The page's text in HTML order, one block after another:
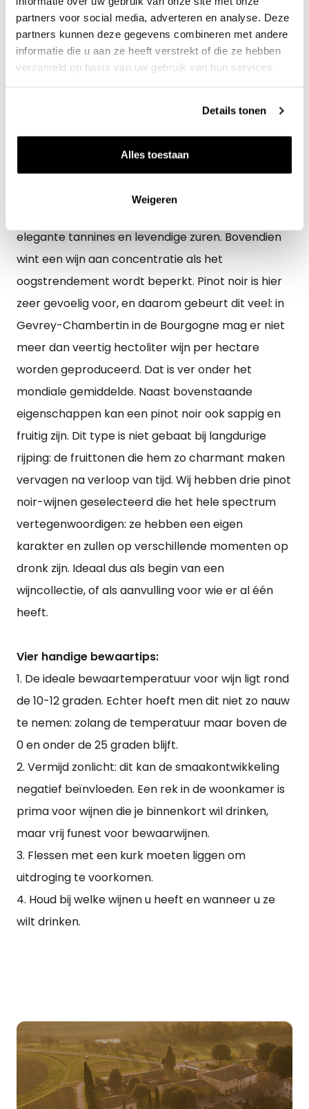
partners voor social media, adverteren en analyse. Deze
partners kunnen deze gegevens combineren met andere
informatie die u aan ze heeft verstrekt of die ze hebben
verzameld op basis van uw gebruik van hun services.
Details tonen
Alles toestaan
Weigeren
Een wijn die over goede zuren
omdat zuur zorgt voor structuur
elegante tannines en levendige zuren. Bovendien
wint een wijn aan concentratie als het
oogstrendement wordt beperkt. Pinot noir is hier
zeer gevoelig voor, en daarom gebeurt dit veel: in
Gevrey-Chambertin in de Bourgogne mag er niet
meer dan veertig hectoliter wijn per hectare
worden geproduceerd. Dat is ver onder het
mondiale gemiddelde. Naast bovenstaande
eigenschappen kan een pinot noir ook sappig en
fruitig zijn. Dit type is niet gebaat bij langdurige
rijping: de fruittonen die hem zo charmant maken
vervagen na verloop van tijd. Wij hebben drie pinot
noir-wijnen geselecteerd die het hele spectrum
vertegenwoordigen: ze hebben een eigen
karakter en zullen op verschillende momenten op
dronk zijn. Ideaal dus als begin van een
wijncollectie, of als aanvulling voor wie er al één
heeft.
Vier handige bewaartips:
1. De ideale bewaartemperatuur voor wijn ligt rond
de 10-12 graden. Echter hoeft men dit niet zo nauw
te nemen: zolang de temperatuur maar boven de
0 en onder de 25 graden blijft.
2. Vermijd zonlicht: dit kan de smaakontwikkeling
negatief beïnvloeden. Een rek in de woonkamer is
prima voor wijnen die je binnenkort wil drinken,
maar vrij funest voor bewaarwijnen.
3. Flessen met een kurk moeten liggen om
uitdroging te voorkomen.
4. Houd bij welke wijnen u heeft en wanneer u ze
wilt drinken.